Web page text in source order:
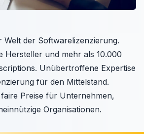
Welt der Softwarelizenzierung.
Hersteller und mehr als 10.000
Unübertroffene Expertise
für den Mittelstand.
Preise für Unternehmen,
Organisationen.